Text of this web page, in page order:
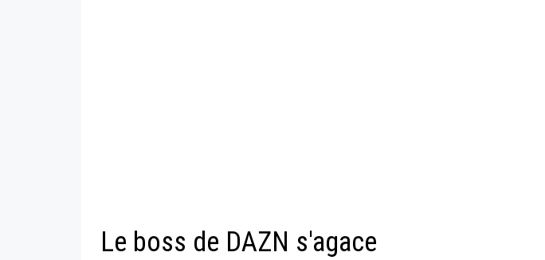
Le boss de DAZN s'agace